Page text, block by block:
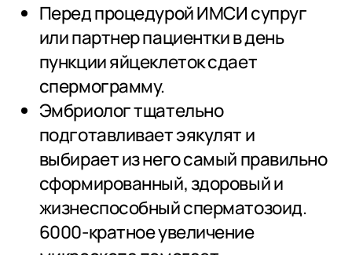
Перед процедурой ИМСИ супруг
или партнер пациентки в день
пункции яйцеклеток сдает
спермограмму.
Эмбриолог тщательно
подготавливает эякулят и
выбирает из него самый правильно
сформированный, здоровый и
жизнеспособный сперматозоид.
6000-кратное увеличение